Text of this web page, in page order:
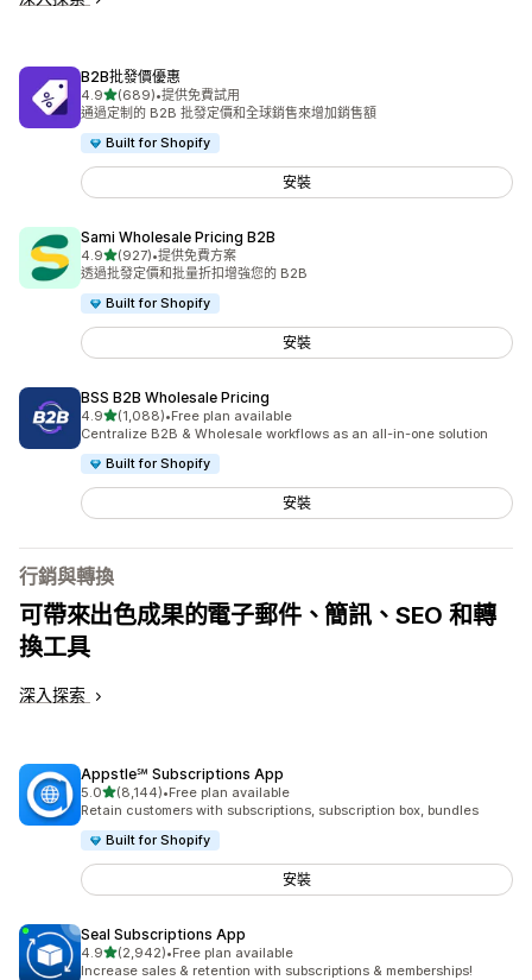
B2B批發價優惠
4.9滿分 5 顆星
(689)
共有 689 則評價
•提供免費試用
通過定制的 B2B 批發定價和全球銷售來增加銷售額
Built for Shopify
安裝
Sami Wholesale Pricing B2B
4.9滿分 5 顆星
(927)
共有 927 則評價
•提供免費方案
透過批發定價和批量折扣增強您的 B2B
Built for Shopify
安裝
BSS B2B Wholesale Pricing
4.9滿分 5 顆星
(1,088)
共有 1088 則評價
•Free plan available
Centralize B2B & Wholesale workflows as an all-in-one solution
Built for Shopify
安裝
行銷與轉換
可帶來出色成果的電子郵件、簡訊、SEO 和轉
換工具
深入探索
Appstle℠ Subscriptions App
5.0滿分 5 顆星
(8,144)
共有 8144 則評價
•Free plan available
Retain customers with subscriptions, subscription box, bundles
Built for Shopify
安裝
Seal Subscriptions App
4.9滿分 5 顆星
(2,942)
共有 2942 則評價
•Free plan available
Increase sales & retention with subscriptions & memberships!